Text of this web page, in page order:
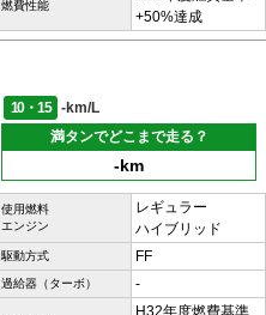
燃費性能
+50%達成
10・15
-km/L
満タンでどこまで走る？
-km
使用燃料
エンジン
レギュラー
ハイブリッド
駆動方式 FF
過給器（ターボ） -